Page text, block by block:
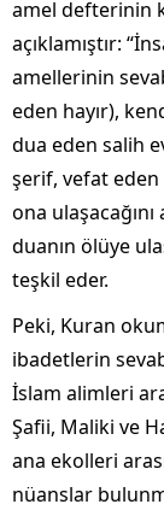
amel defterinin
açıklamıştır:
amellerinin
eden hayır),
dua eden salih
şerif, vefat eden
ona
duanın ölüye
teşkil eder.
Peki, Kuran
ibadetlerin
İslam alimleri
Şafii, Maliki ve
ana ekolleri
nüanslar